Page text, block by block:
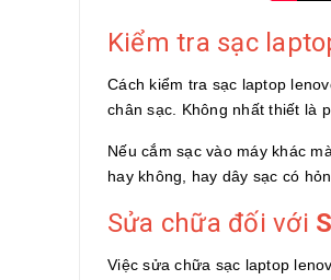
Kiểm tra sạc
Cách kiểm tra sạc laptop
chân sạc. Không nhất thiết là
Nếu cắm sạc vào máy khác
hay không, hay dây sạc có
Sửa chữa đối với
Việc sửa chữa sạc laptop